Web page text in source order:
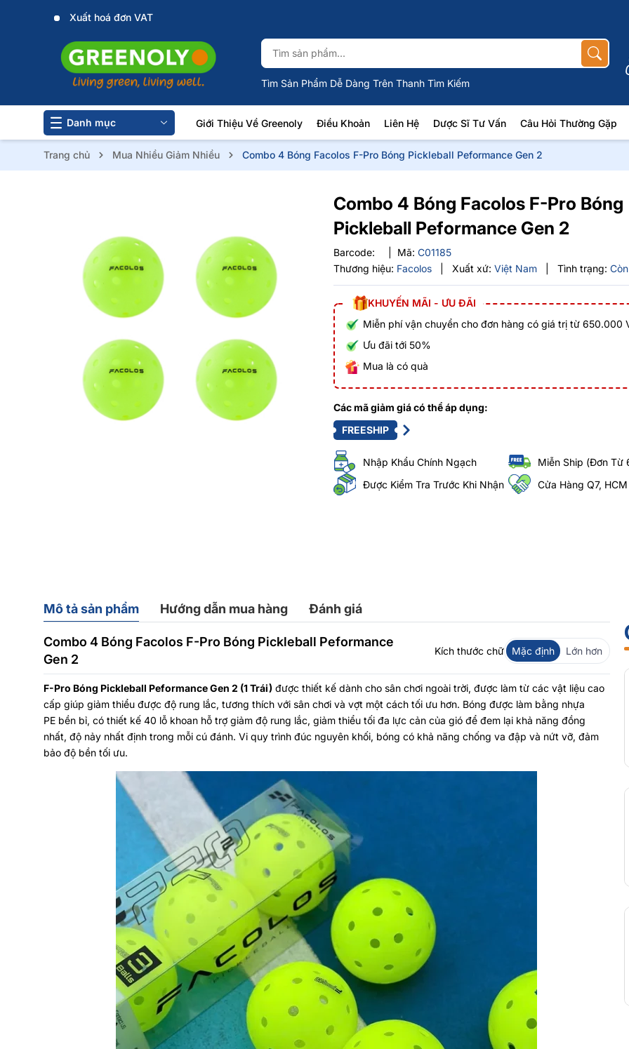
Xuất hoá đơn VAT
Tìm Sản Phẩm Dễ Dàng Trên Thanh Tìm Kiếm
Danh mục Giới Thiệu Về Greenoly Điều Khoản Liên Hệ Dược Sĩ Tư Vấn Câu Hỏi Thường Gặp
Trang chủ Mua Nhiều Giảm Nhiều Combo 4 Bóng Facolos F-Pro Bóng Pickleball Peformance Gen 2
Combo 4 Bóng Facolos F-Pro Bóng
Pickleball Peformance Gen 2
Barcode: Mã:C01185
Thương hiệu: Facolos Xuất xứ: Việt Nam Tình trạng:
KHUYẾN MÃI - ƯU ĐÃI
Miễn phí vận chuyển cho đơn hàng có giá trị từ 650.000
Ưu đãi tới 50%
Mua là có quà
Các mã giảm giá có thể áp dụng:
FREESHIP
Nhập Khẩu Chính Ngạch
Miễn Ship (Đơn Từ
Được Kiểm Tra Trước Khi Nhận
Cửa Hàng Q7, HCM
Mô tả sản phẩm Hướng dẫn mua hàng Đánh giá
Combo 4 Bóng Facolos F-Pro Bóng Pickleball Peformance
Gen 2
Kích thước chữ Mặc định Lớn hơn
F-Pro Bóng Pickleball Peformance Gen 2 (1 Trái) được thiết kế dành cho sân chơi ngoài trời, được làm từ các vật liệu cao
cấp giúp giảm thiểu được độ rung lắc, tương thích với sân chơi và vợt một cách tối ưu hơn. Bóng được làm bằng nhựa
PE bền bỉ, có thiết kế 40 lỗ khoan hỗ trợ giảm độ rung lắc, giảm thiểu tối đa lực cản của gió để đem lại khả năng đồng
nhất, độ nảy nhất định trong mỗi cú đánh. Vi quy trình đúc nguyên khối, bóng có khả năng chống va đập và nứt vỡ, đảm
bảo độ bền tối ưu.